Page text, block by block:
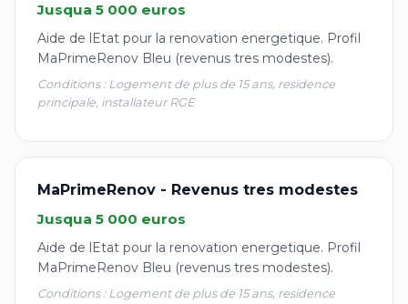
Jusqua 5 000 euros
Aide de lEtat pour la renovation energetique. Profil
MaPrimeRenov Bleu (revenus tres modestes).
Conditions : Logement de plus de 15 ans, residence
principale, installateur RGE
MaPrimeRenov - Revenus tres modestes
Jusqua 5 000 euros
Aide de lEtat pour la renovation energetique. Profil
MaPrimeRenov Bleu (revenus tres modestes).
Conditions : Logement de plus de 15 ans, residence